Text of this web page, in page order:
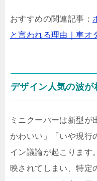
おすすめの関連記事：
と言われる理由｜車オ
デザイン人気の波が
ミニクーパーは新型が
かわいい」「いや現行
イン議論が起こります
映されてしまい、特定